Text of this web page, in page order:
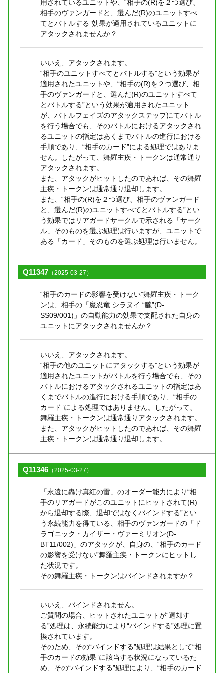
用されているユニットや、“相手の(R)を２つ選び、
相手のヴァンガードと、選んだ(R)のユニットすべ
てとバトルする”効果が適用されているユニットに
アタックされませんか？
いいえ、アタックされます。
“相手のユニットすべてとバトルする”という効果が
適用されたユニットや、“相手の(R)を２つ選び、相
手のヴァンガードと、選んだ(R)のユニットすべて
とバトルする”という効果が適用されたユニット
が、バトルフェイズのアタックステップにてバトル
を行う場合でも、そのバトルにおけるアタックされ
るユニットの指定はあくまでバトルの進行における
手順であり、“相手のカード”による処理ではありま
せん。したがって、舞羅主疾・トークンは通常通り
アタックされます。
また、アタックがヒットしたのであれば、その舞羅
主疾・トークンは通常通り退却します。
また、“相手の(R)を２つ選び、相手のヴァンガード
と、選んだ(R)のユニットすべてとバトルする”とい
う効果ではリアガードサークルで示される「サーク
ル」そのものを選ぶ処理は行いますが、ユニットで
ある「カード」そのものを選ぶ処理は行いません。
Q11347 （2025-03-27）
“相手のカードの影響を受けない”舞羅主疾・トーク
ンは、相手の「魔忍竜 シラヌイ “朧”(D-
SS09/001)」の自動能力の効果で支配された自身の
ユニットにアタックされませんか？
いいえ、アタックされます。
“相手の他のユニットにアタックする”という効果が
適用されたユニットがバトルを行う場合でも、その
バトルにおけるアタックされるユニットの指定はあ
くまでバトルの進行における手順であり、“相手の
カード”による処理ではありません。したがって、
舞羅主疾・トークンは通常通りアタックされます。
また、アタックがヒットしたのであれば、その舞羅
主疾・トークンは通常通り退却します。
Q11346 （2025-03-27）
「永遠に轟け真紅の雷」のオーダー能力により“相
手のリアガードがこのユニットにヒットされて(R)
から退却する際、退却ではなくバインドする”とい
う永続能力を得ている、相手のヴァンガードの「ド
ラゴニック・カイザー・ヴァーミリオン(D-
BT11/002)」のアタックが、自身の、“相手のカード
の影響を受けない”舞羅主疾・トークンにヒットし
た状況です。
その舞羅主疾・トークンはバインドされますか？
いいえ、バインドされません。
ご質問の場合、ヒットされたユニットが“退却す
る”処理は、永続能力により“バインドする”処理に置
換されています。
そのため、その“バインドする”処理は結果として“相
手のカードの効果”に該当する状況になっているた
め、その“バインドする”処理により、“相手のカード